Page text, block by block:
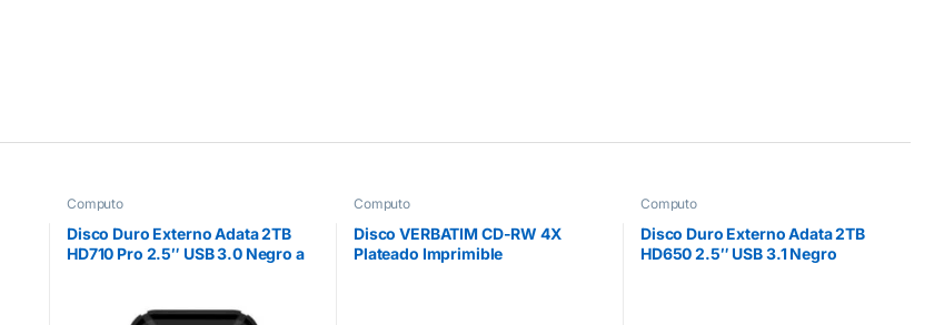
Computo
Disco Duro Externo Adata 2TB
HD710 Pro 2.5″ USB 3.0 Negro a
Computo
Disco VERBATIM CD-RW 4X
Plateado Imprimible
Computo
Disco Duro Externo Adata 2TB
HD650 2.5″ USB 3.1 Negro